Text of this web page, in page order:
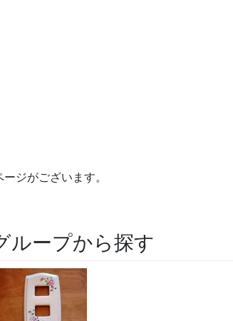
ジがございます。
ループから探す